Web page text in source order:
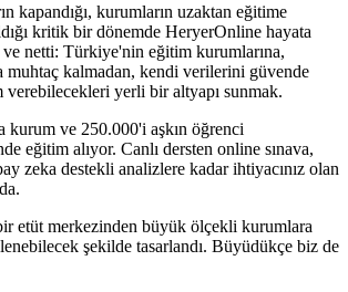
kapandığı, kurumların uzaktan eğitime
kritik bir dönemde HeryerOnline hayata
ve netti: Türkiye'nin eğitim kurumlarına,
muhtaç kalmadan, kendi verilerini güvende
yerli bir altyapı sunmak.
kurum ve 250.000'i aşkın öğrenci
eğitim alıyor. Canlı dersten online sınava,
zeka destekli analizlere kadar ihtiyacınız olan
etüt merkezinden büyük ölçekli kurumlara
şekilde tasarlandı. Büyüdükçe biz de